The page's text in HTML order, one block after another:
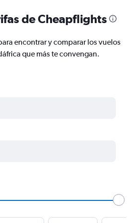
de Cheapflights
encontrar y comparar los vuelos
que más te convengan.